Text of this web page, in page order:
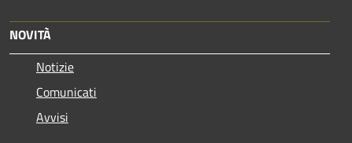
NOVITÀ
Notizie
Comunicati
Avvisi